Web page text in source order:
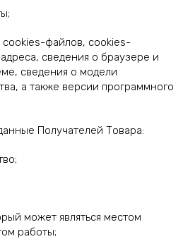
файлов, cookies-
сведения о браузере и
сведения о модели
а также версии программного
Получателей Товара:
может являться местом
работы;